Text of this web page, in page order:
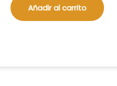
Añadir al carrito